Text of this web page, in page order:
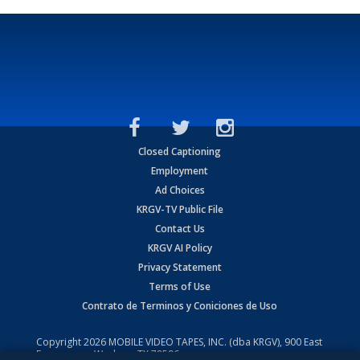
Closed Captioning
Employment
Ad Choices
KRGV-TV Public File
Contact Us
KRGV AI Policy
Privacy Statement
Terms of Use
Contrato de Terminos y Coniciones de Uso
Copyright2026 MOBILE VIDEO TAPES, INC. (dba KRGV), 900 East
Expressway, Weslaco, TX 78596.